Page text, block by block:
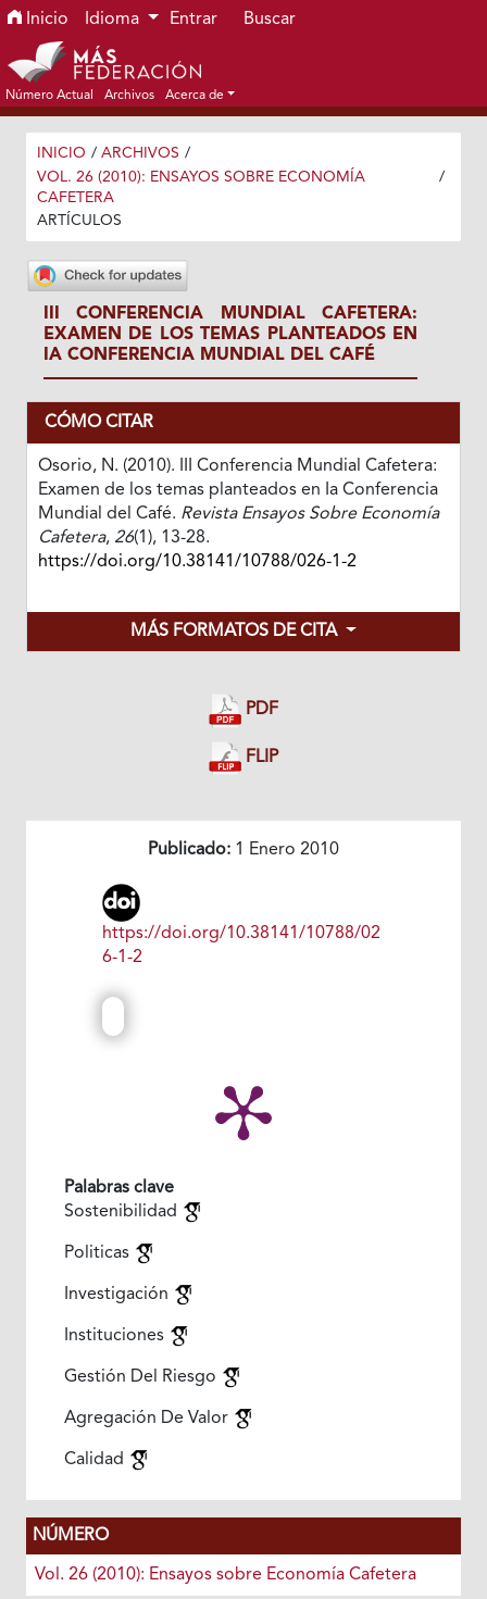
Ir al menú de navegación principal
Ir al contenido principal
Ir al pie de página del sitio
Inicio Idioma Entrar Buscar
Número Actual Archivos Acerca de
INICIO / ARCHIVOS /
VOL. 26 (2010): ENSAYOS SOBRE ECONOMÍA
CAFETERA
/
ARTÍCULOS
III CONFERENCIA MUNDIAL CAFETERA:
EXAMEN DE LOS TEMAS PLANTEADOS EN
IA CONFERENCIA MUNDIAL DEL CAFÉ
CÓMO CITAR
Osorio, N. (2010). III Conferencia Mundial Cafetera:
Examen de los temas planteados en Ia Conferencia
Mundial del Café. Revista Ensayos Sobre Economía
Cafetera, 26(1), 13-28.
https://doi.org/10.38141/10788/026-1-2
MÁS FORMATOS DE CITA
PDF
FLIP
Publicado: 1 Enero 2010
https://doi.org/10.38141/10788/02
6-1-2
Palabras clave
Sostenibilidad
Politicas
Investigación
Instituciones
Gestión Del Riesgo
Agregación De Valor
Calidad
NÚMERO
Vol. 26 (2010): Ensayos sobre Economía Cafetera